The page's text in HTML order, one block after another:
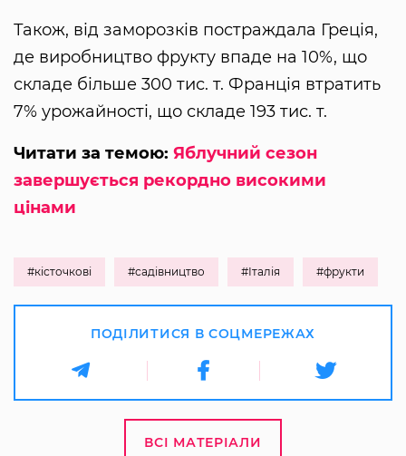
Також, від заморозків постраждала Греція,
де виробництво фрукту впаде на 10%, що
складе більше 300 тис. т. Франція втратить
7% урожайності, що складе 193 тис. т.
Читати за темою: Яблучний сезон
завершується рекордно високими
цінами
#кісточкові #садівництво #Італія #фрукти
ПОДІЛИТИСЯ В СОЦМЕРЕЖАХ
ВСІ МАТЕРІАЛИ